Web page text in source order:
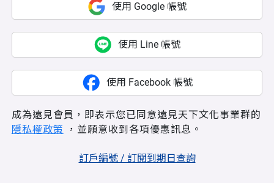
使用 Google 帳號
使用 Line 帳號
使用 Facebook 帳號
成為遠見會員，即表示您已同意遠見天下文化事業群的
隱私權政策 ，並願意收到各項優惠訊息。
訂戶編號 / 訂閱到期日查詢